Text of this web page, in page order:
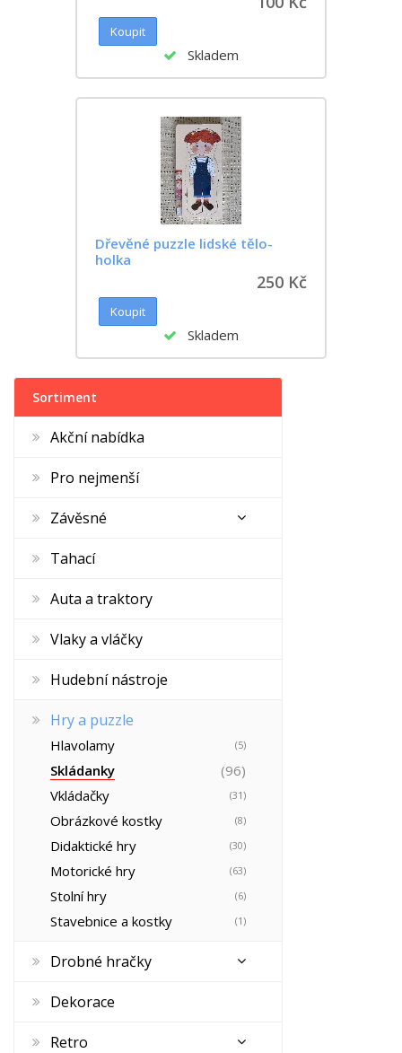
Skladem
Dřevěné puzzle lidské tělo-
holka
250 Kč
Skladem
Sortiment
Akční nabídka
Pro nejmenší
Závěsné
Tahací
Auta a traktory
Vlaky a vláčky
Hudební nástroje
Hry a puzzle
Hlavolamy (5)
Skládanky
(96)
Vkládačky
(31)
Obrázkové kostky (8)
Didaktické hry (30)
Motorické hry (63)
Stolní hry (6)
Stavebnice a kostky (1)
Drobné hračky
Dekorace
Retro